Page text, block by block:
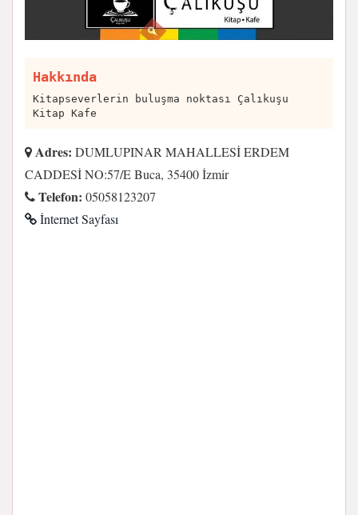
Hakkında
Kitapseverlerin buluşma noktası Çalıkuşu
Kitap Kafe
Adres: DUMLUPINAR MAHALLESİ ERDEM
CADDESİ NO:57/E Buca, 35400 İzmir
Telefon: 05058123207
İnternet Sayfası